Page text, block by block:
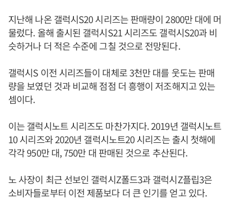
지난해 나온 갤럭시S20 시리즈는 판매량이 2800만 대에 머
물렀다. 올해 출시된 갤럭시S21 시리즈도 갤럭시S20과 비
슷하거나 더 적은 수준에 그칠 것으로 전망된다.
갤럭시S 이전 시리즈들이 대체로 3천만 대를 웃도는 판매
량을 보였던 것과 비교해 점점 더 흥행이 저조해지고 있는
셈이다.
이는 갤럭시노트 시리즈도 마찬가지다. 2019년 갤럭시노트
10 시리즈와 2020년 갤럭시노트20 시리즈는 출시 첫해에
각각 950만 대, 750만 대 판매된 것으로 추산된다.
노 사장이 최근 선보인 갤럭시Z폴드3과 갤럭시Z플립3은
소비자들로부터 이전 제품보다 더 큰 인기를 얻고 있다.